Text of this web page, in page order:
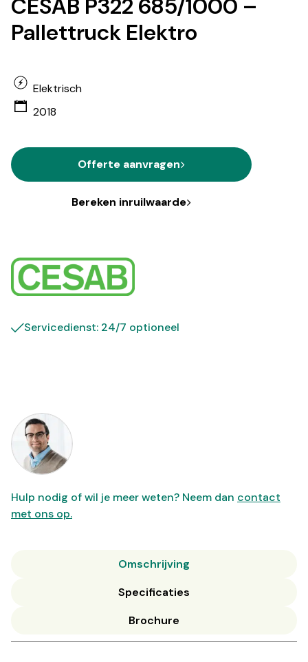
CESAB P322 685/1000 –
Pallettruck Elektro
Elektrisch
2018
Offerte aanvragen
Bereken inruilwaarde
Servicedienst: 24/7 optioneel
Hulp nodig of wil je meer weten? Neem dan contact
met ons op.
Omschrijving
Specificaties
Brochure